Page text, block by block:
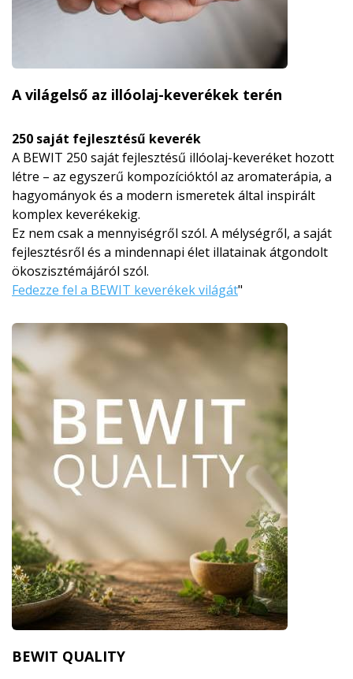
A világelső az illóolaj-keverékek terén
250 saját fejlesztésű keverék
A BEWIT 250 saját fejlesztésű illóolaj-keveréket hozott
létre – az egyszerű kompozícióktól az aromaterápia, a
hagyományok és a modern ismeretek által inspirált
komplex keverékekig.
Ez nem csak a mennyiségről szól. A mélységről, a saját
fejlesztésről és a mindennapi élet illatainak átgondolt
ökoszisztémájá­ról szól.
Fedezze fel a BEWIT keverékek világát"
BEWIT QUALITY